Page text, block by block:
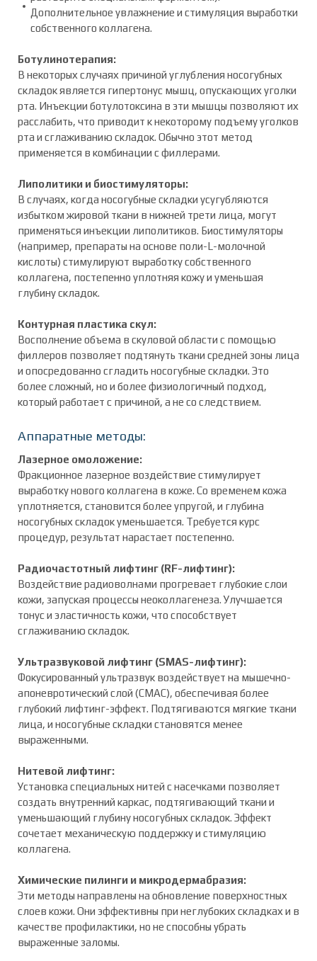
Дополнительное увлажнение и стимуляция выработки
собственного коллагена.
Ботулинотерапия:
В некоторых случаях причиной углубления носогубных
складок является гипертонус мышц, опускающих уголки
рта. Инъекции ботулотоксина в эти мышцы позволяют их
расслабить, что приводит к некоторому подъему уголков
рта и сглаживанию складок. Обычно этот метод
применяется в комбинации с филлерами.
Липолитики и биостимуляторы:
В случаях, когда носогубные складки усугубляются
избытком жировой ткани в нижней трети лица, могут
применяться инъекции липолитиков. Биостимуляторы
(например, препараты на основе поли-L-молочной
кислоты) стимулируют выработку собственного
коллагена, постепенно уплотняя кожу и уменьшая
глубину складок.
Контурная пластика скул:
Восполнение объема в скуловой области с помощью
филлеров позволяет подтянуть ткани средней зоны лица
и опосредованно сгладить носогубные складки. Это
более сложный, но и более физиологичный подход,
который работает с причиной, а не со следствием.
Аппаратные методы:
Лазерное омоложение:
Фракционное лазерное воздействие стимулирует
выработку нового коллагена в коже. Со временем кожа
уплотняется, становится более упругой, и глубина
носогубных складок уменьшается. Требуется курс
процедур, результат нарастает постепенно.
Радиочастотный лифтинг (RF-лифтинг):
Воздействие радиоволнами прогревает глубокие слои
кожи, запуская процессы неоколлагенеза. Улучшается
тонус и эластичность кожи, что способствует
сглаживанию складок.
Ультразвуковой лифтинг (SMAS-лифтинг):
Фокусированный ультразвук воздействует на мышечно-
апоневротический слой (СМАС), обеспечивая более
глубокий лифтинг-эффект. Подтягиваются мягкие ткани
лица, и носогубные складки становятся менее
выраженными.
Нитевой лифтинг:
Установка специальных нитей с насечками позволяет
создать внутренний каркас, подтягивающий ткани и
уменьшающий глубину носогубных складок. Эффект
сочетает механическую поддержку и стимуляцию
коллагена.
Химические пилинги и микродермабразия:
Эти методы направлены на обновление поверхностных
слоев кожи. Они эффективны при неглубоких складках и в
качестве профилактики, но не способны убрать
выраженные заломы.